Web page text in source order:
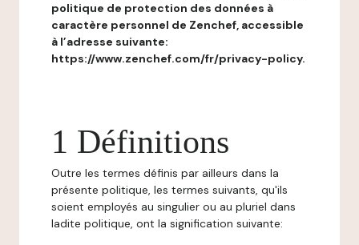
politique de protection des données à
caractère personnel de Zenchef, accessible
à l’adresse suivante:
https://www.zenchef.com/fr/privacy-policy.
1 Définitions
Outre les termes définis par ailleurs dans la
présente politique, les termes suivants, qu'ils
soient employés au singulier ou au pluriel dans
ladite politique, ont la signification suivante: